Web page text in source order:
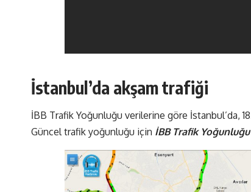
İstanbul’da akşam trafiği
İBB Trafik Yoğunluğu verilerine göre İstanbul’da,
Güncel trafik yoğunluğu için İBB Trafik Yoğunluğu